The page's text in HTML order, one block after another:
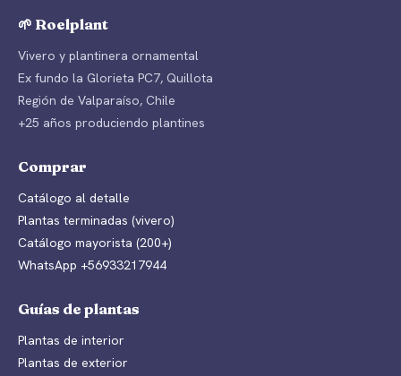
🌱 Roelplant
Vivero y plantinera ornamental
Ex fundo la Glorieta PC7, Quillota
Región de Valparaíso, Chile
+25 años produciendo plantines
Comprar
Catálogo al detalle
Plantas terminadas (vivero)
Catálogo mayorista (200+)
WhatsApp +56933217944
Guías de plantas
Plantas de interior
Plantas de exterior